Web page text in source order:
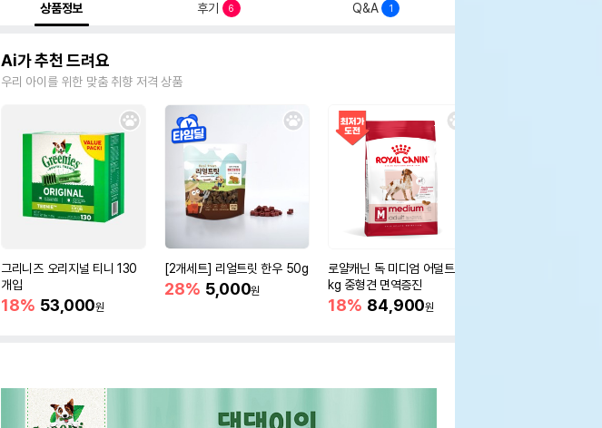
상품정보 후기 6 Q&A 1
Ai가 추천 드려요
우리 아이를 위한 맞춤 취향 저격 상품
그리니즈 오리지널 티니 130
개입
18% 53,000원
[2개세트] 리얼트릿 한우 50g
28% 5,000원
로얄캐닌 독 미디엄 어덜트 10
kg 중형견 면역증진
18% 84,900원